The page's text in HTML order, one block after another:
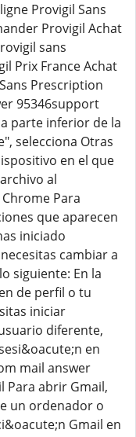
Provigil Sans
Provigil Achat
sans
Prix France Achat
Prescription
95346support
parte inferior de la
selecciona Otras
en el que
al
Para
que aparecen
iniciado
cambiar a
siguiente: En la
de perfil o tu
iniciar
diferente,
en
mail answer
Para abrir Gmail,
un ordenador o
Gmail en